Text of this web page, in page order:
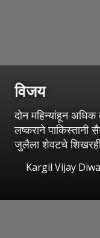
विजय
दोन महिन्यांहून अधिक
लष्कराने
जुलैला शेवटचे
Kargil Vijay